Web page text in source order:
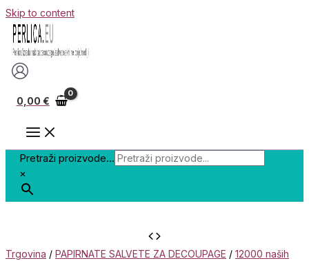
Skip to content
0,00 €
Pretraži proizvode...
×
Trgovina / PAPIRNATE SALVETE ZA DECOUPAGE / 12000 naših